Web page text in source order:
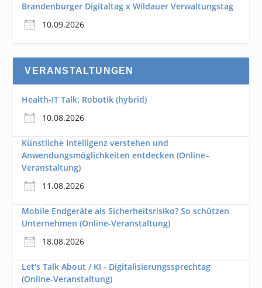
Brandenburger Digitaltag x Wildauer Verwaltungstag
10.09.2026
VERANSTALTUNGEN
Health-IT Talk: Robotik (hybrid)
10.08.2026
Künstliche Intelligenz verstehen und
Anwendungsmöglichkeiten entdecken (Online–
Veranstaltung)
11.08.2026
Mobile Endgeräte als Sicherheitsrisiko? So schützen
Unternehmen (Online-Veranstaltung)
18.08.2026
Let's Talk About / KI - Digitalisierungssprechtag
(Online-Veranstaltung)